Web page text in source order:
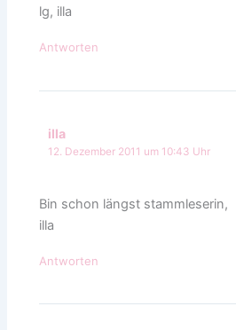
lg, illa
Antworten
illa
12. Dezember 2011 um 10:43 Uhr
Bin schon längst stammleserin,
illa
Antworten